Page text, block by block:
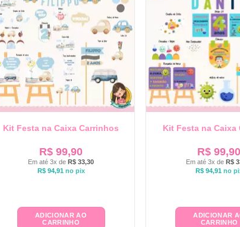
Kit Festa na Caixa Carrinhos
R$ 99,90
Em até 3x de R$ 33,30
R$94,91 no pix
ADICIONAR AO
CARRINHO
Kit Festa na Caixa
R$ 99,90
Em até 3x de R$
R$94,91 no
ADICIONAR
CARRINHO